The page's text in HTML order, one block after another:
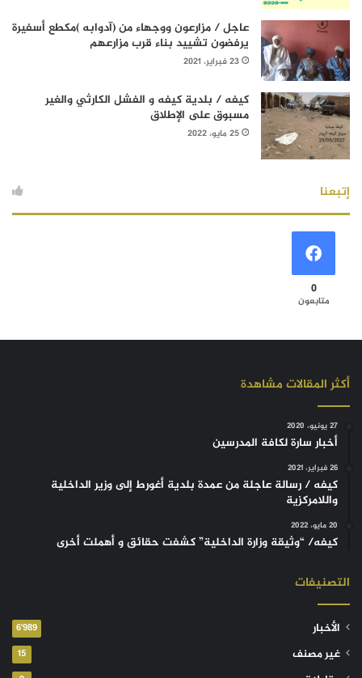
عاجل / مزارعون ووجهاء من (آدوابه )مكطع أسفيرة
يرفضون تشييد بناء قرب مزارعهم
23 فبراير، 2021
كيفه / بلدية كيفه و الفشل الكارثي والغير
مسبوق على الإطلاق
25 مايو، 2022
إتبعنا
0
متابعون
أكثر المقالات مشاهدة
27 يونيو، 2020
أخبار سارة لكافة المدرسين
26 فبراير، 2021
كيفه / رسالة عاجلة من عمدة بلدية أغورط إلى وزير الداخلية
واللامركزية
20 مايو، 2022
كيفه/ “وثيقة وزارة الداخلية” كشفت حقائق و أهملت أخرى
التصنيفات
الأخبار 6٬989
غير مصنف 15